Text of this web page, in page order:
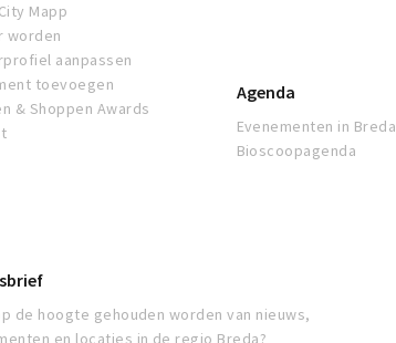
Mapp
worden
aanpassen
toevoegen
& Shoppen Awards
Agenda
Evenementen in Breda
Bioscoopagenda
de hoogte gehouden worden van nieuws,
en locaties in de regio Breda?